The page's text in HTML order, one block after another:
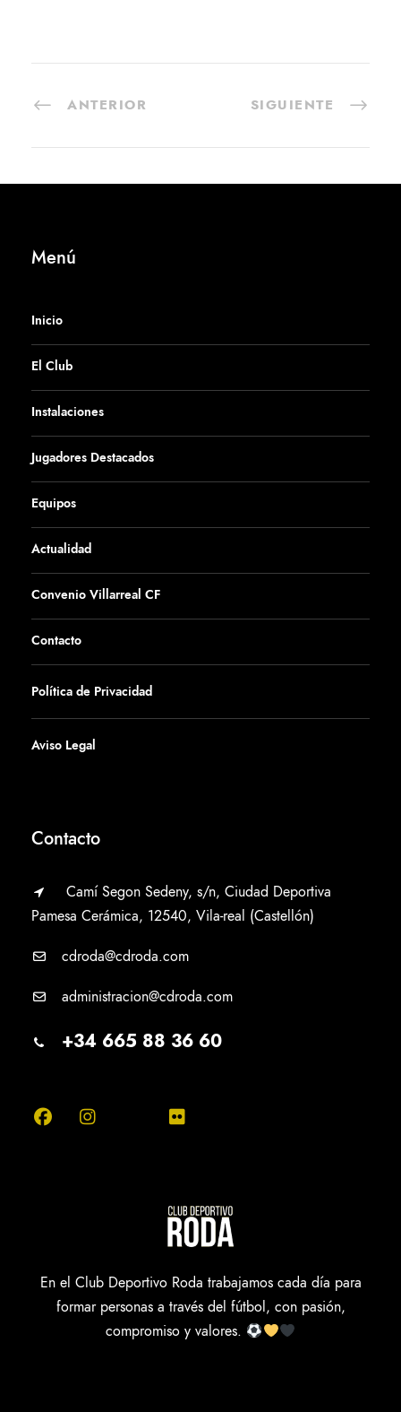
ANTERIOR SIGUIENTE
Menú
Inicio
El Club
Instalaciones
Jugadores Destacados
Equipos
Actualidad
Convenio Villarreal CF
Contacto
Política de Privacidad
Aviso Legal
Contacto
Camí Segon Sedeny, s/n, Ciudad Deportiva
Pamesa Cerámica, 12540, Vila-real (Castellón)
cdroda@cdroda.com
administracion@cdroda.com
+34 665 88 36 60
En el Club Deportivo Roda trabajamos cada día para
formar personas a través del fútbol, con pasión,
compromiso y valores.